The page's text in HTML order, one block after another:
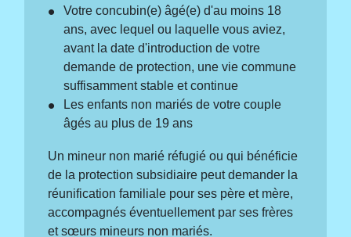
Votre concubin(e) âgé(e) d'au moins 18
ans, avec lequel ou laquelle vous aviez,
avant la date d'introduction de votre
demande de protection, une vie commune
suffisamment stable et continue
Les enfants non mariés de votre couple
âgés au plus de 19 ans
Un mineur non marié réfugié ou qui bénéficie
de la protection subsidiaire peut demander la
réunification familiale pour ses père et mère,
accompagnés éventuellement par ses frères
et sœurs mineurs non mariés.